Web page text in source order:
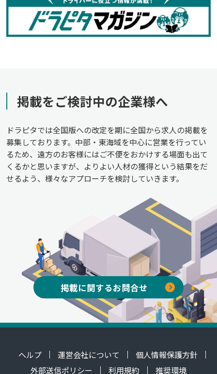
掲載をご検討中の企業様へ
ドラピタでは全国版への改定を期に全国から求人の掲載を
募集しております。中部・東海域を中心に営業を行ってい
るため、遠方のお客様にはご不便をおかけする場面も出て
くるかと思いますが、よりよい人材の獲得という結果をだ
せるよう、様々なアプローチを検討していきます。
掲載に関するお問合せ
ヘルプ 運営会社について
個人情報保護方針
外部送信ポリシー
利用規約 推奨環境